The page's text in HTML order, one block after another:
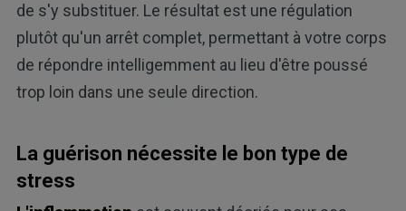
de s'y substituer. Le résultat est une régulation
plutôt qu'un arrêt complet, permettant à votre corps
de répondre intelligemment au lieu d'être poussé
trop loin dans une seule direction.
La guérison nécessite le bon type de
stress